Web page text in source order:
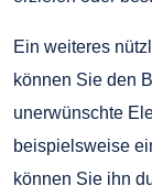
Ein weiteres
können Sie den
unerwünschte
beispielsweise
können Sie ihn